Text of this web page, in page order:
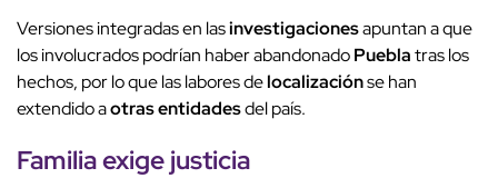
Versiones integradas en lasinvestigacionesapuntan a que
los involucrados podrían haber abandonadoPueblatras los
hechos, por lo que las labores delocalizaciónse han
extendido aotras entidadesdel país.
Familia exige justicia